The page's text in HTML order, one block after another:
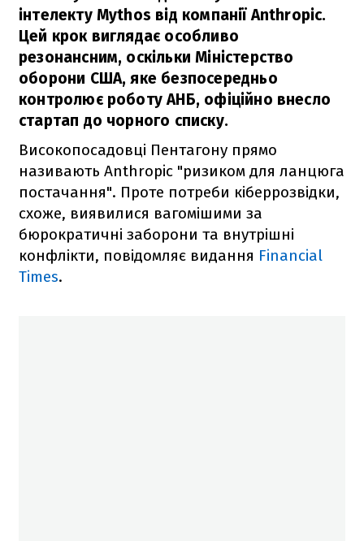
інтелекту Mythos від компанії Anthropic.
Цей крок виглядає особливо
резонансним, оскільки Міністерство
оборони США, яке безпосередньо
контролює роботу АНБ, офіційно внесло
стартап до чорного списку.
Високопосадовці Пентагону прямо
називають Anthropic "ризиком для ланцюга
постачання". Проте потреби кіберрозвідки,
схоже, виявилися вагомішими за
бюрократичні заборони та внутрішні
конфлікти, повідомляє видання Financial
Times.